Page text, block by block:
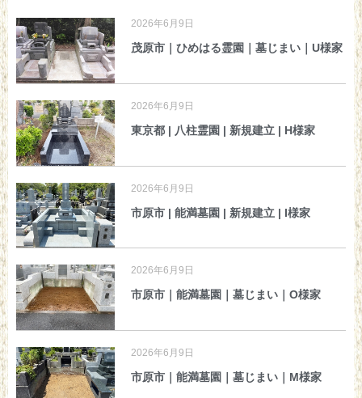
茂原市｜ひめはる霊園｜墓じまい｜U様家
2026年6月9日
東京都 | 八柱霊園 | 新規建立 | H様家
2026年6月9日
市原市 | 能満墓園 | 新規建立 | I様家
2026年6月9日
市原市｜能満墓園｜墓じまい｜O様家
2026年6月9日
市原市｜能満墓園｜墓じまい｜M様家
2026年6月9日